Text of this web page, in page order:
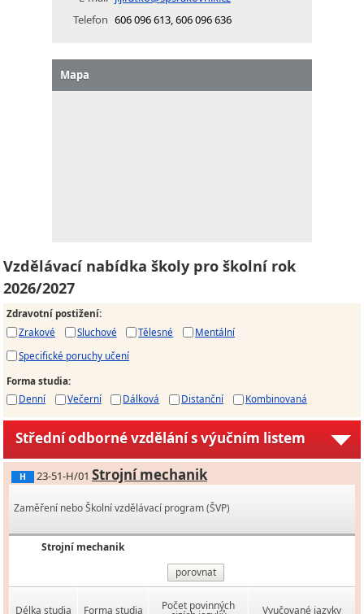
Telefon 606 096 613, 606 096 636
Mapa
Vzdělávací nabídka školy pro školní rok
2026/2027
Zdravotní postižení:
Zrakové
Sluchové Tělesné
Mentální
Specifické poruchy učení
Forma studia:
Denní
Večerní Dálková Distanční Kombinovaná
Střední odborné vzdělání s výučním listem
H 23-51-H/01 Strojní mechanik
Zaměření nebo Školní vzdělávací program (ŠVP)
Strojní mechanik
porovnat
Délka studia Forma studia Počet povinných Vyučované jazyky